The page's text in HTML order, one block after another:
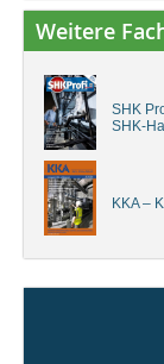
Weitere
SHK
SHK-
KKA –